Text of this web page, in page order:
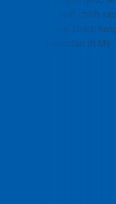
hàng 24/7, biết chính
bạch này giúp khách
gửi nệm kymdan đi Mỹ.